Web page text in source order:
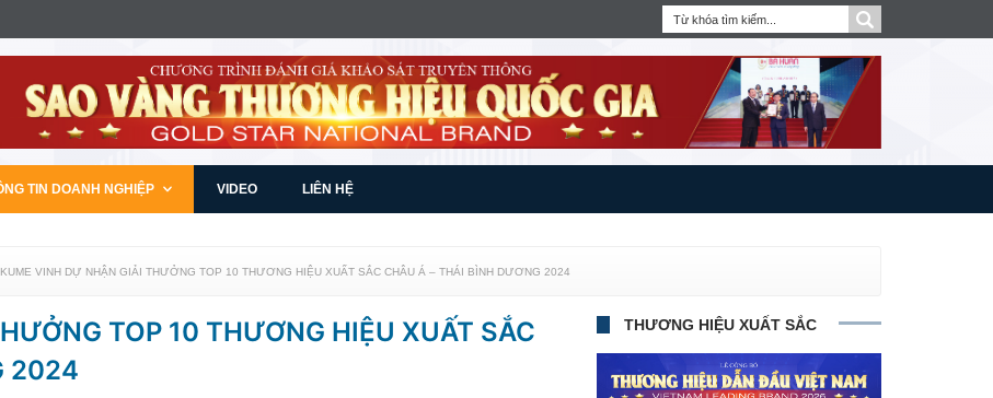
TIN DOANH NGHIỆP VIDEO LIÊN HỆ
KUME VINH DỰ NHẬN GIẢI THƯỞNG TOP 10 THƯƠNG HIỆU XUẤT SẮC CHÂU Á – THÁI BÌNH DƯƠNG 2024
TOP 10 THƯƠNG HIỆU XUẤT SẮC
2024
THƯƠNG HIỆU XUẤT SẮC